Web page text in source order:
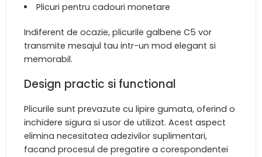
Plicuri pentru cadouri monetare
Indiferent de ocazie, plicurile galbene C5 vor
transmite mesajul tau intr-un mod elegant si
memorabil.
Design practic si functional
Plicurile sunt prevazute cu lipire gumata, oferind o
inchidere sigura si usor de utilizat. Acest aspect
elimina necesitatea adezivilor suplimentari,
facand procesul de pregatire a corespondentei